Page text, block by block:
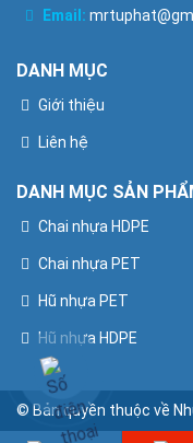
Email:
DANH MỤC
Giới thiệu
Liên hệ
DANH MỤC SẢN
Chai nhựa HDPE
Chai nhựa PET
Hũ nhựa PET
Hũ nhựa HDPE
© Bản quyền thuộc về